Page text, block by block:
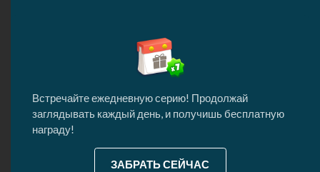
Встречайте ежедневную серию! Продолжай
заглядывать каждый день, и получишь бесплатную
награду!
ЗАБРАТЬ СЕЙЧАС